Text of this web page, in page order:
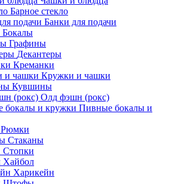
Барное стекло
Банки для подачи
Бокалы
Графины
Декантеры
Креманки
Кружки и чашки
Кувшины
Олд фэшн (рокс)
Пивные бокалы и
Рюмки
Стаканы
Стопки
Хайбол
Харикейн